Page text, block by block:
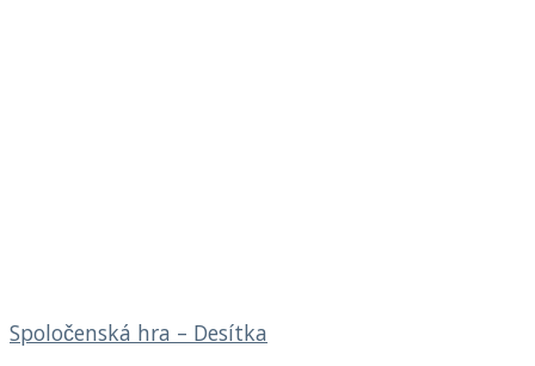
Spoločenská hra – Desítka